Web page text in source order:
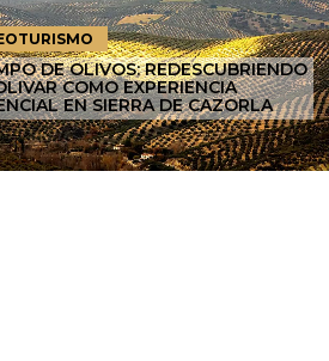
DE OLIVOS: REDESCUBRIENDO
COMO EXPERIENCIA
EN SIERRA DE CAZORLA